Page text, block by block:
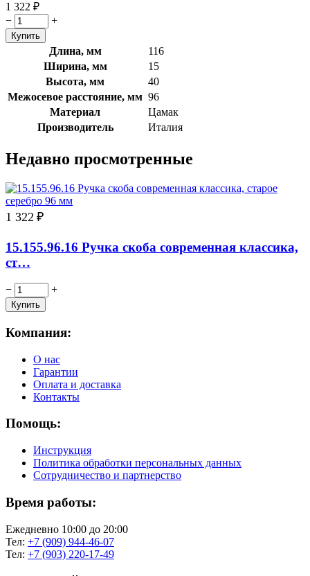
1 322 ₽
−
+
Длина, мм
116
Ширина, мм
15
Высота, мм
40
Межосевое расстояние, мм 96
Материал
Цамак
Производитель
Италия
Недавно просмотренные
1 322 ₽
15.155.96.16 Ручка скоба современная классика,
ст…
− +
Компания:
О нас
Гарантии
Оплата и доставка
Контакты
Помощь:
Инструкция
Политика обработки персональных данных
Сотрудничество и партнерство
Время работы:
Ежедневно 10:00 до 20:00
Тел: +7 (909) 944-46-07
Тел: +7 (903) 220-17-49